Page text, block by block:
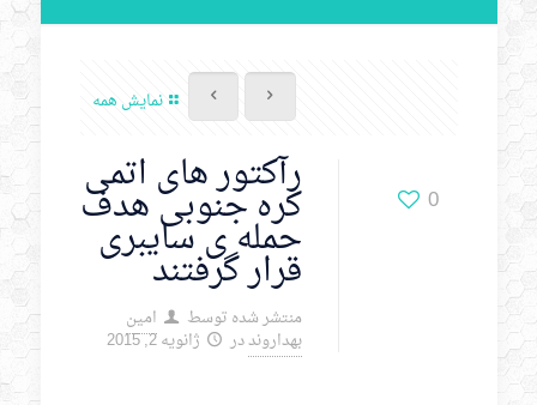
نمایش همه
0 رآکتور های اتمی
کره جنوبی هدف
حمله ی سایبری
قرار گرفتند
منتشر شده توسط امین
بهدارونددر ژانویه 2, 2015